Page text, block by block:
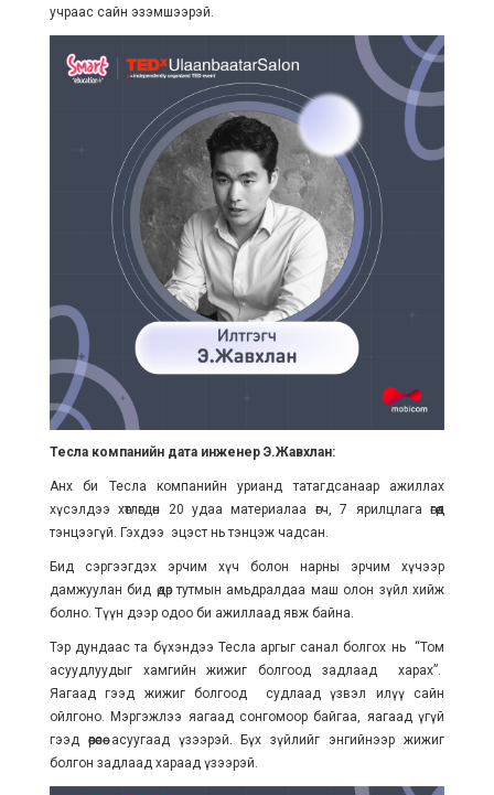
учраас сайн эзэмшээрэй.
Тесла компанийн дата инженер Э.Жавхлан:
Анх би Тесла компанийн урианд татагдсанаар ажиллах
хүсэлдээ хөтлөгдөн 20 удаа материалаа өгч, 7 ярилцлага өгөөд
тэнцээгүй. Гэхдээ эцэст нь тэнцэж чадсан.
Бид сэргээгдэх эрчим хүч болон нарны эрчим хүчээр
дамжуулан бид өдөр тутмын амьдралдаа маш олон зүйл хийж
болно. Түүн дээр одоо би ажиллаад явж байна.
Тэр дундаас та бүхэндээ Тесла аргыг санал болгох нь “Том
асуудлуудыг хамгийн жижиг болгоод задлаад харах”.
Яагаад гээд жижиг болгоод судлаад үзвэл илүү сайн
ойлгоно. Мэргэжлээ яагаад сонгомоор байгаа, яагаад үгүй
гээд өөрөөсөө асуугаад үзээрэй. Бүх зүйлийг энгийнээр жижиг
болгон задлаад хараад үзээрэй.